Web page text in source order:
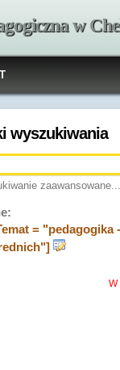
w
wyszukiwania
zaawansowane...
= "pedagogika
W